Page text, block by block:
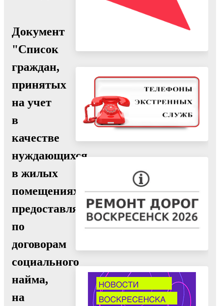
Документ
"Список
граждан,
принятых
на учет
в
качестве
нуждающихся
в жилых
помещениях,
предоставляемых
по
договорам
социального
найма,
на